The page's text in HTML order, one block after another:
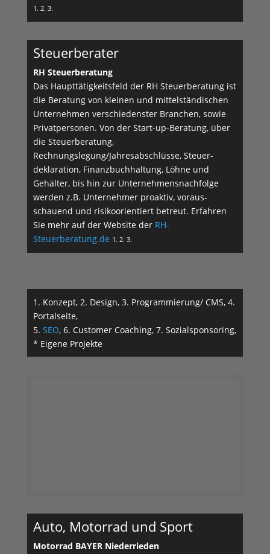
1. 2. 3.
Steuerberater
RH Steuerberatung
Das Haupttätigkeitsfeld der RH Steuerberatung ist
die Beratung von kleinen und mittelständischen
Unternehmen verschiedenster Branchen, sowie
Privatpersonen. Von der Start-up-Beratung, über
die Steuerberatung,
Rechnungslegung/Jahresabschlüsse, Steuer­
deklaration, Finanzbuchhaltung, Löhne und
Gehälter, bis hin zur Unternehmensnachfolge
werden z.B. Unternehmer proaktiv, vo­raus­
schauend und risikoorientiert betreut. Erfahren
Sie mehr auf der Website der RH-
Steuerberatung.de 1. 2. 3.
1. Konzept, 2. Design, 3. Programmierung/ CMS, 4.
Portalseite,
5. SEO, 6. Customer Coaching, 7. Sozialsponsoring,
* Eigene Projekte
Auto, Motorrad und Sport
Motorrad BAYER Niederrieden